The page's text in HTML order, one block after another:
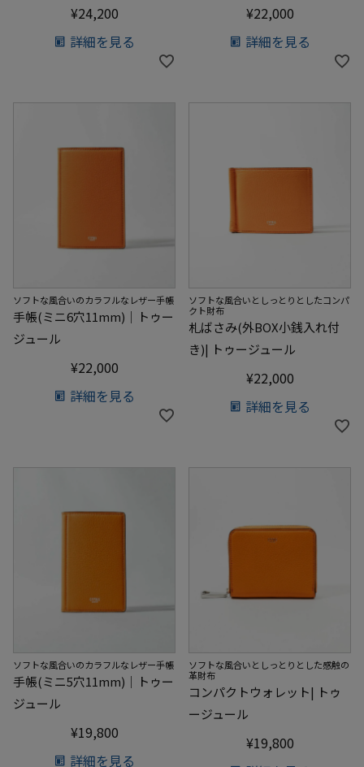
¥24,200
詳細を見る
¥22,000
詳細を見る
ソフトな風合いのカラフルなレザー手帳
手帳(ミニ6穴11mm)｜トゥー
ジュール
¥22,000
詳細を見る
ソフトな風合いとしっとりとしたコンパ
クト財布
札ばさみ(外BOX小銭入れ付
き)| トゥージュール
¥22,000
詳細を見る
ソフトな風合いのカラフルなレザー手帳
手帳(ミニ5穴11mm)｜トゥー
ジュール
¥19,800
詳細を見る
ソフトな風合いとしっとりとした感触の
革財布
コンパクトウォレット| トゥ
ージュール
¥19,800